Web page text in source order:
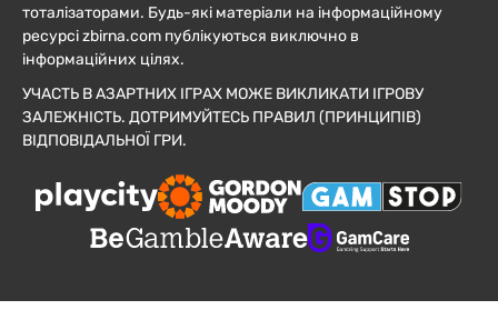
тоталізаторами. Будь-які матеріали на інформаційному
ресурсі zbirna.com публікуються виключно в
інформаційних цілях.
УЧАСТЬ В АЗАРТНИХ ІГРАХ МОЖЕ ВИКЛИКАТИ ІГРОВУ
ЗАЛЕЖНІСТЬ. ДОТРИМУЙТЕСЬ ПРАВИЛ (ПРИНЦИПІВ)
ВІДПОВІДАЛЬНОЇ ГРИ.